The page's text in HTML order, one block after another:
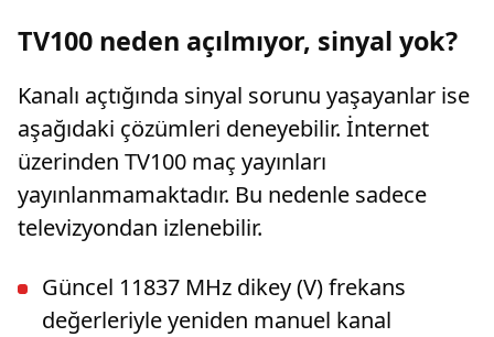
TV100 neden açılmıyor, sinyal yok?
Kanalı açtığında sinyal sorunu yaşayanlar ise
aşağıdaki çözümleri deneyebilir. İnternet
üzerinden TV100 maç yayınları
yayınlanmamaktadır. Bu nedenle sadece
televizyondan izlenebilir.
Güncel 11837 MHz dikey (V) frekans
değerleriyle yeniden manuel kanal